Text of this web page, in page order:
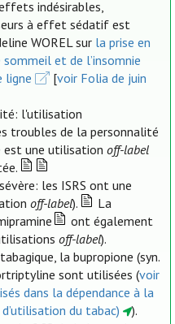
indésirables,
à effet sédatif est
WOREL sur la prise en
et de l’insomnie
ligne
[voir Folia de juin
l'utilisation
troubles de la personnalité
est une utilisationoff-label
les ISRS ont une
off-label).
La
ont également
off-label).
la bupropione (syn.
sont utilisées (voir
dans la dépendance à la
du tabac)
).